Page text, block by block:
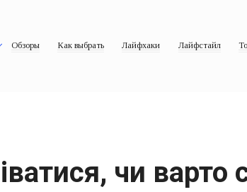
Обзоры Как выбрать Лайфхаки Лайфстайл
чи варто